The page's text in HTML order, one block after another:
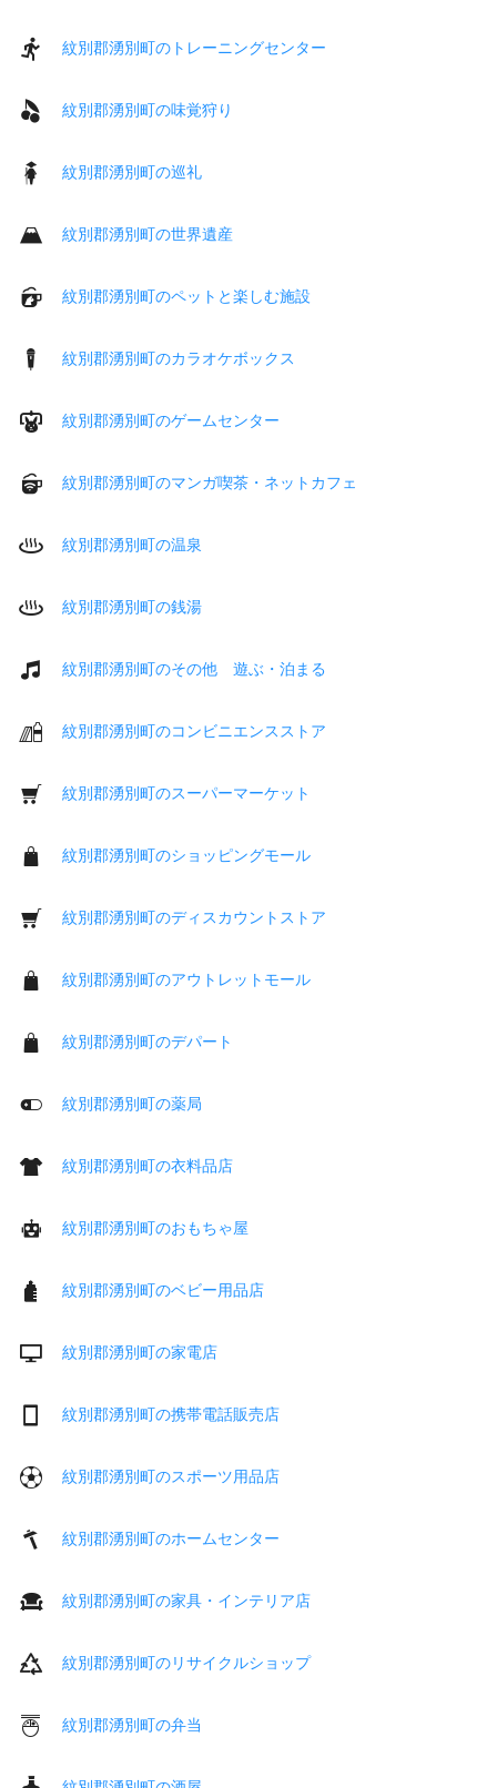
紋別郡湧別町のトレーニングセンター
紋別郡湧別町の味覚狩り
紋別郡湧別町の巡礼
紋別郡湧別町の世界遺産
紋別郡湧別町のペットと楽しむ施設
紋別郡湧別町のカラオケボックス
紋別郡湧別町のゲームセンター
紋別郡湧別町のマンガ喫茶・ネットカフェ
紋別郡湧別町の温泉
紋別郡湧別町の銭湯
紋別郡湧別町のその他 遊ぶ・泊まる
紋別郡湧別町のコンビニエンスストア
紋別郡湧別町のスーパーマーケット
紋別郡湧別町のショッピングモール
紋別郡湧別町のディスカウントストア
紋別郡湧別町のアウトレットモール
紋別郡湧別町のデパート
紋別郡湧別町の薬局
紋別郡湧別町の衣料品店
紋別郡湧別町のおもちゃ屋
紋別郡湧別町のベビー用品店
紋別郡湧別町の家電店
紋別郡湧別町の携帯電話販売店
紋別郡湧別町のスポーツ用品店
紋別郡湧別町のホームセンター
紋別郡湧別町の家具・インテリア店
紋別郡湧別町のリサイクルショップ
紋別郡湧別町の弁当